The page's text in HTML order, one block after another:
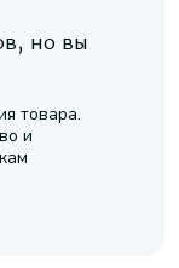
но вы
товара.
и